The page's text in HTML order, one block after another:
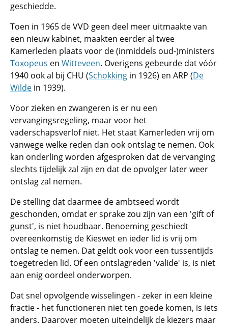
geschiedde.
Toen in 1965 de VVD geen deel meer uitmaakte van
een nieuw kabinet, maakten eerder al twee
Kamerleden plaats voor de (inmiddels oud-)ministers
Toxopeus en Witteveen. Overigens gebeurde dat vóór
1940 ook al bij CHU (Schokking in 1926) en ARP (De
Wilde in 1939).
Voor zieken en zwangeren is er nu een
vervangingsregeling, maar voor het
vaderschapsverlof niet. Het staat Kamerleden vrij om
vanwege welke reden dan ook ontslag te nemen. Ook
kan onderling worden afgesproken dat de vervanging
slechts tijdelijk zal zijn en dat de opvolger later weer
ontslag zal nemen.
De stelling dat daarmee de ambtseed wordt
geschonden, omdat er sprake zou zijn van een 'gift of
gunst', is niet houdbaar. Benoeming geschiedt
overeenkomstig de Kieswet en ieder lid is vrij om
ontslag te nemen. Dat geldt ook voor een tussentijds
toegetreden lid. Of een ontslagreden 'valide' is, is niet
aan enig oordeel onderworpen.
Dat snel opvolgende wisselingen - zeker in een kleine
fractie - het functioneren niet ten goede komen, is iets
anders. Daarover moeten uiteindelijk de kiezers maar